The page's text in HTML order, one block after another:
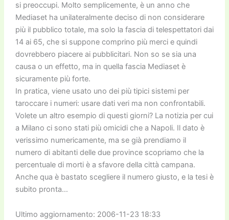
si preoccupi. Molto semplicemente, è un anno che
Mediaset ha unilateralmente deciso di non considerare
più il pubblico totale, ma solo la fascia di telespettatori dai
14 ai 65, che si suppone comprino più merci e quindi
dovrebbero piacere ai pubblicitari. Non so se sia una
causa o un effetto, ma in quella fascia Mediaset è
sicuramente più forte.
In pratica, viene usato uno dei più tipici sistemi per
taroccare i numeri: usare dati veri ma non confrontabili.
Volete un altro esempio di questi giorni? La notizia per cui
a Milano ci sono stati più omicidi che a Napoli. Il dato è
verissimo numericamente, ma se già prendiamo il
numero di abitanti delle due province scopriamo che la
percentuale di morti è a sfavore della città campana.
Anche qua è bastato scegliere il numero giusto, e la tesi è
subito pronta…
Ultimo aggiornamento: 2006-11-23 18:33